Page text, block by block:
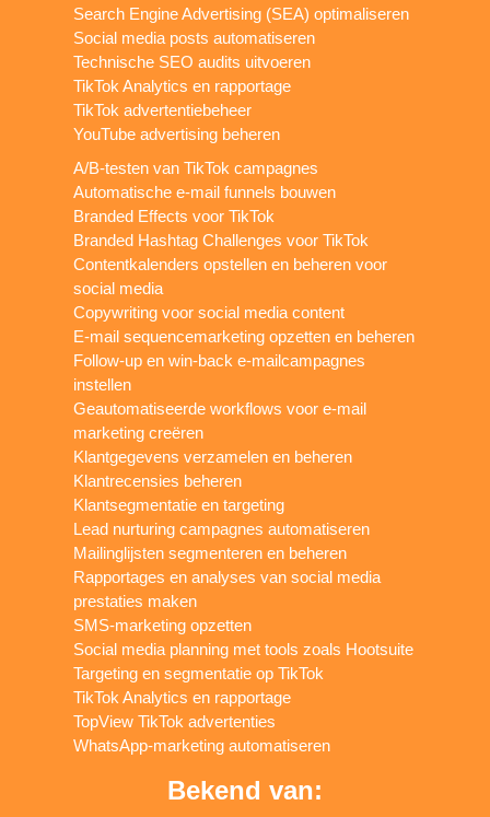
Search Engine Advertising (SEA) optimaliseren
Social media posts automatiseren
Technische SEO audits uitvoeren
TikTok Analytics en rapportage
TikTok advertentiebeheer
YouTube advertising beheren
A/B-testen van TikTok campagnes
Automatische e-mail funnels bouwen
Branded Effects voor TikTok
Branded Hashtag Challenges voor TikTok
Contentkalenders opstellen en beheren voor
social media
Copywriting voor social media content
E-mail sequencemarketing opzetten en beheren
Follow-up en win-back e-mailcampagnes
instellen
Geautomatiseerde workflows voor e-mail
marketing creëren
Klantgegevens verzamelen en beheren
Klantrecensies beheren
Klantsegmentatie en targeting
Lead nurturing campagnes automatiseren
Mailinglijsten segmenteren en beheren
Rapportages en analyses van social media
prestaties maken
SMS-marketing opzetten
Social media planning met tools zoals Hootsuite
Targeting en segmentatie op TikTok
TikTok Analytics en rapportage
TopView TikTok advertenties
WhatsApp-marketing automatiseren
Bekend van: